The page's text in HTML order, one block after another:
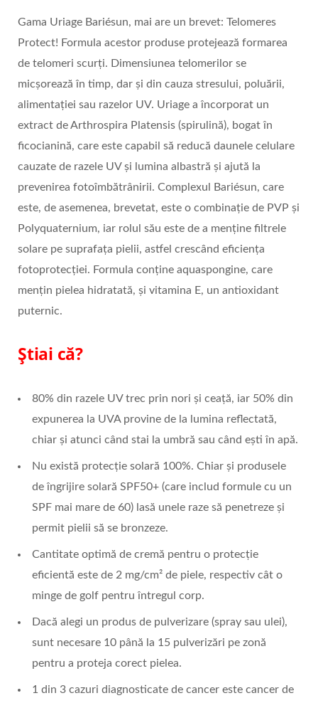
Gama Uriage Bariésun, mai are un brevet: Telomeres
Protect! Formula acestor produse protejează formarea
de telomeri scurți. Dimensiunea telomerilor se
micșorează în timp, dar și din cauza stresului, poluării,
alimentației sau razelor UV. Uriage a încorporat un
extract de Arthrospira Platensis (spirulină), bogat în
ficocianină, care este capabil să reducă daunele celulare
cauzate de razele UV și lumina albastră și ajută la
prevenirea fotoîmbătrânirii. Complexul Bariésun, care
este, de asemenea, brevetat, este o combinație de PVP și
Polyquaternium, iar rolul său este de a menține filtrele
solare pe suprafața pielii, astfel crescând eficiența
fotoprotecției. Formula conține aquaspongine, care
mențin pielea hidratată, și vitamina E, un antioxidant
puternic.
Știai că?
80% din razele UV trec prin nori și ceață, iar 50% din
expunerea la UVA provine de la lumina reflectată,
chiar și atunci când stai la umbră sau când ești în apă.
Nu există protecție solară 100%. Chiar și produsele
de îngrijire solară SPF50+ (care includ formule cu un
SPF mai mare de 60) lasă unele raze să penetreze și
permit pielii să se bronzeze.
Cantitate optimă de cremă pentru o protecție
eficientă este de 2 mg/cm² de piele, respectiv cât o
minge de golf pentru întregul corp.
Dacă alegi un produs de pulverizare (spray sau ulei),
sunt necesare 10 până la 15 pulverizări pe zonă
pentru a proteja corect pielea.
1 din 3 cazuri diagnosticate de cancer este cancer de